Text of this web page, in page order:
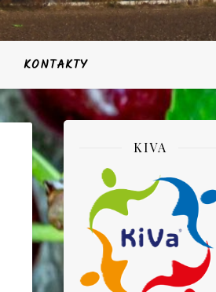
KONTAKTY
KIVA